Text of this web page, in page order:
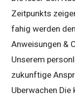
Zeitpunkts
fahig werden
Anweisungen &
Unserem
zukunftige
Uberwachen